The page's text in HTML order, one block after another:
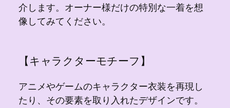
介します。オーナー様だけの特別な一着を想
像してみてください。
【キャラクターモチーフ】
アニメやゲームのキャラクター衣装を再現し
たり、その要素を取り入れたデザインです。